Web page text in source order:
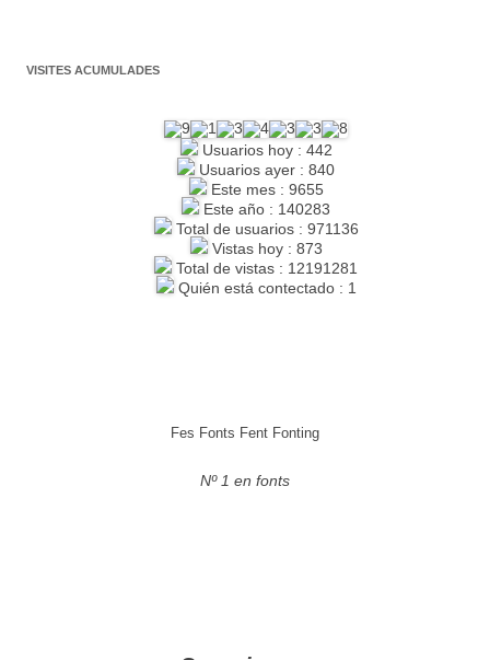
VISITES ACUMULADES
Usuarios hoy : 442
Usuarios ayer : 840
Este mes : 9655
Este año : 140283
Total de usuarios : 971136
Vistas hoy : 873
Total de vistas : 12191281
Quién está contectado : 1
Fes Fonts Fent Fonting
Nº 1 en fonts